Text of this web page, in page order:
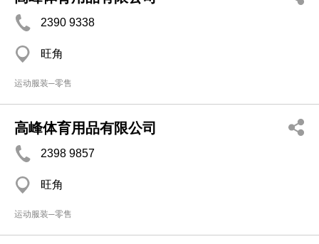
2390 9338
旺角
运动服装─零售
高峰体育用品有限公司
2398 9857
旺角
运动服装─零售